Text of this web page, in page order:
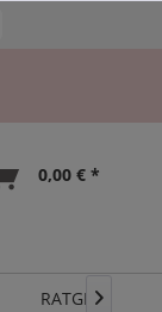
0,00 € *
RATGEBER
